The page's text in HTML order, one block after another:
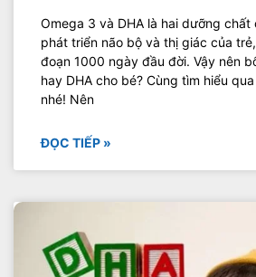
Omega 3 và DHA là hai dưỡng
phát triển não bộ và thị giác của
đoạn 1000 ngày đầu đời. Vậy nên
hay DHA cho bé? Cùng tìm hiểu
nhé! Nên
ĐỌC TIẾP »